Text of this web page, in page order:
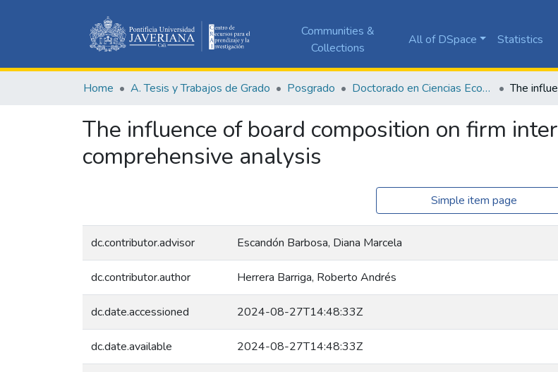
Communities &
Collections
All of DSpace Statistics
Home A. Tesis y Trabajos de Grado Posgrado Doctorado en Ciencias Económicas
The influence of board composition on firm
comprehensive analysis
Simple item page
dc.contributor.advisor Escandón Barbosa, Diana Marcela
dc.contributor.author Herrera Barriga, Roberto Andrés
dc.date.accessioned 2024-08-27T14:48:33Z
dc.date.available 2024-08-27T14:48:33Z